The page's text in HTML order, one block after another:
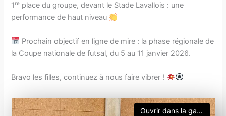
1ʳᵉ place du groupe, devant le Stade Lavallois : une
performance de haut niveau
Prochain objectif en ligne de mire : la phase régionale de
la Coupe nationale de futsal, du 5 au 11 janvier 2026.
Bravo les filles, continuez à nous faire vibrer !
Ouvrir dans la galerie